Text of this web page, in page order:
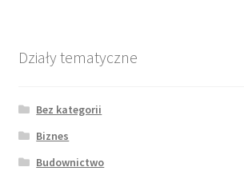
Działy tematyczne
Bez kategorii
Biznes
Budownictwo